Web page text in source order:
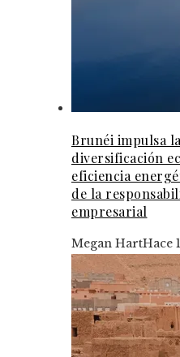
Brunéi impulsa la
diversificación
eficiencia
de la
empresarial
Megan HartHace